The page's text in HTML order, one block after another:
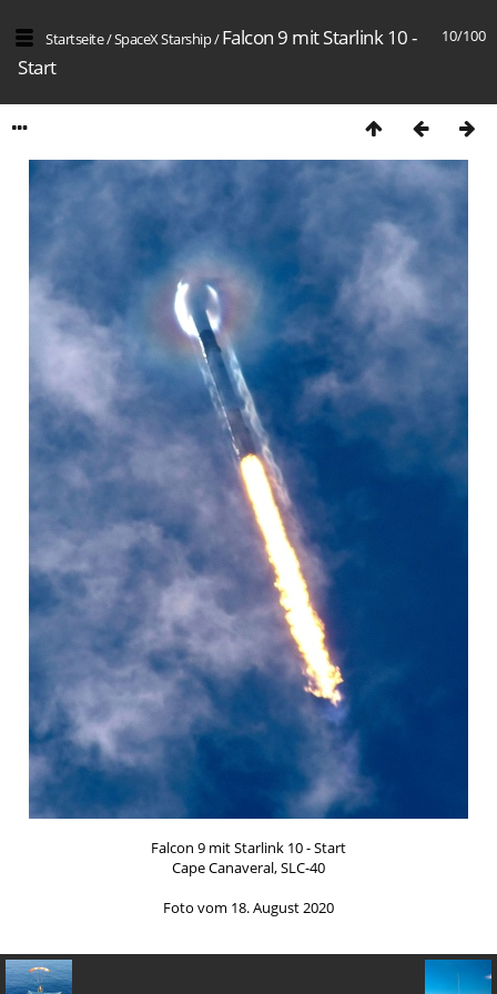
10/100
Startseite/SpaceX Starship/Falcon 9 mit Starlink 10 -
Start
Falcon 9 mit Starlink 10 - Start
Cape Canaveral, SLC-40
Foto vom 18. August 2020